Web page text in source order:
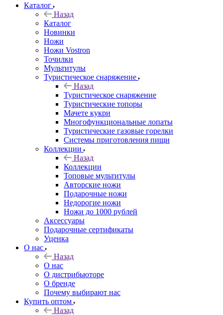
Каталог
Назад
Каталог
Новинки
Ножи
Ножи Vostron
Точилки
Мультитулы
Туристическое снаряжение
Назад
Туристическое снаряжение
Туристические топоры
Мачете кукри
Многофункциональные лопаты
Туристические газовые горелки
Системы приготовления пищи
Коллекции
Назад
Коллекции
Топовые мультитулы
Авторские ножи
Подарочные ножи
Недорогие ножи
Ножи до 1000 рублей
Аксессуары
Подарочные сертификаты
Уценка
О нас
Назад
О нас
О дистрибьюторе
О бренде
Почему выбирают нас
Купить оптом
Назад